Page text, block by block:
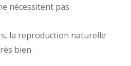
nécessitent pas
la reproduction naturelle
bien.